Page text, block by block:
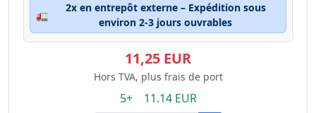
🚛
2x en entrepôt externe – Expédition sous
environ 2-3 jours ouvrables
11,25 EUR
Hors TVA, plus frais de port
5+ 11.14 EUR